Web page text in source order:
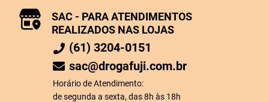
SAC - PARA ATENDIMENTOS
REALIZADOS NAS LOJAS
(61) 3204-0151
sac@drogafuji.com.br
Horário de Atendimento:
de segunda a sexta, das 8h às 18h